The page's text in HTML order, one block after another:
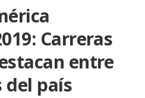
Carreras
entre
del país